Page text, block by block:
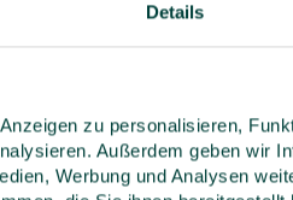
Details
zu personalisieren,
Außerdem geben wir
Werbung und Analysen